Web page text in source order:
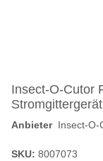
Insect-O-Cutor
Stromgittergerät
Anbieter Insect-O-
SKU: 8007073